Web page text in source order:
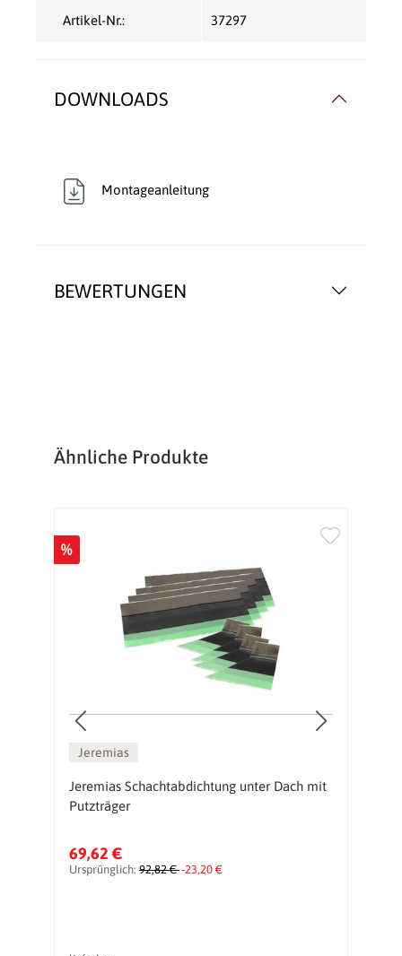
BEWERTUNGEN
Artikel-Nr.: 37297
DOWNLOADS
Montageanleitung
Produktgalerie überspringen
Ähnliche Produkte
%
Jeremias
Jeremias Schachtabdichtung unter Dach mit
Putzträger
69,62 €
Ursprünglich: 92,82 €-23,20 €